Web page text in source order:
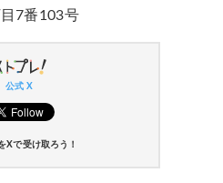
7番103号
公式 X
Xで受け取ろう！